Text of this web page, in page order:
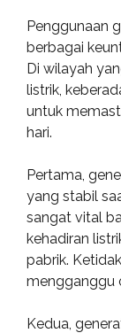
Penggunaan
berbagai
Di wilayah
listrik,
untuk
hari.
Pertama,
yang stabil
sangat vital
kehadiran
pabrik.
mengganggu
Kedua,